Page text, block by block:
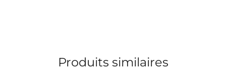
Produits similaires